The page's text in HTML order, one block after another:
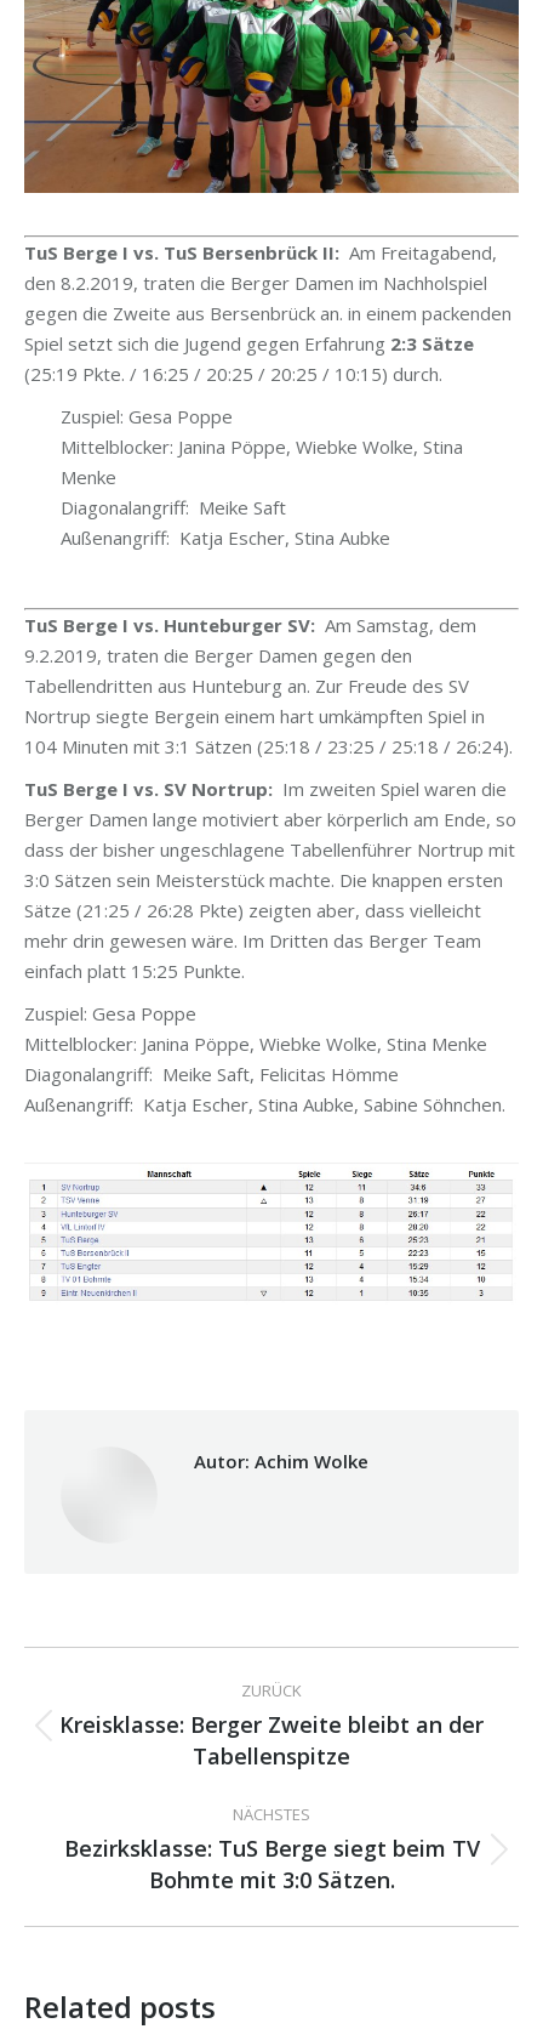
TuS Berge I vs. TuS Bersenbrück II: Am Freitagabend,
den 8.2.2019, traten die Berger Damen im Nachholspiel
gegen die Zweite aus Bersenbrück an. in einem packenden
Spiel setzt sich die Jugend gegen Erfahrung 2:3 Sätze
(25:19 Pkte. / 16:25 / 20:25 / 20:25 / 10:15) durch.
Zuspiel: Gesa Poppe
Mittelblocker: Janina Pöppe, Wiebke Wolke, Stina
Menke
Diagonalangriff: Meike Saft
Außenangriff: Katja Escher, Stina Aubke
TuS Berge I vs. Hunteburger SV: Am Samstag, dem
9.2.2019, traten die Berger Damen gegen den
Tabellendritten aus Hunteburg an. Zur Freude des SV
Nortrup siegte Bergein einem hart umkämpften Spiel in
104 Minuten mit 3:1 Sätzen (25:18 / 23:25 / 25:18 / 26:24).
TuS Berge I vs. SV Nortrup: Im zweiten Spiel waren die
Berger Damen lange motiviert aber körperlich am Ende, so
dass der bisher ungeschlagene Tabellenführer Nortrup mit
3:0 Sätzen sein Meisterstück machte. Die knappen ersten
Sätze (21:25 / 26:28 Pkte) zeigten aber, dass vielleicht
mehr drin gewesen wäre. Im Dritten das Berger Team
einfach platt 15:25 Punkte.
Zuspiel: Gesa Poppe
Mittelblocker: Janina Pöppe, Wiebke Wolke, Stina Menke
Diagonalangriff: Meike Saft, Felicitas Hömme
Außenangriff: Katja Escher, Stina Aubke, Sabine Söhnchen.
Autor: Achim Wolke
Kommentarnavigation
ZURÜCK
Vorheriger
Beitrag:
Kreisklasse: Berger Zweite bleibt an der
Tabellenspitze
NÄCHSTES
Nächster
Beitrag:
Bezirksklasse: TuS Berge siegt beim TV
Bohmte mit 3:0 Sätzen.
Related posts